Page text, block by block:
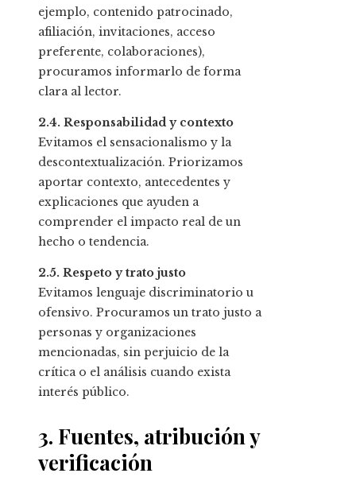
ejemplo, contenido patrocinado,
afiliación, invitaciones, acceso
preferente, colaboraciones),
procuramos informarlo de forma
clara al lector.
2.4. Responsabilidad y contexto
Evitamos el sensacionalismo y la
descontextualización. Priorizamos
aportar contexto, antecedentes y
explicaciones que ayuden a
comprender el impacto real de un
hecho o tendencia.
2.5. Respeto y trato justo
Evitamos lenguaje discriminatorio u
ofensivo. Procuramos un trato justo a
personas y organizaciones
mencionadas, sin perjuicio de la
crítica o el análisis cuando exista
interés público.
3. Fuentes, atribución y
verificación